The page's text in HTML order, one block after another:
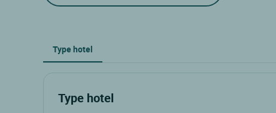
Type hotel
Type hotel